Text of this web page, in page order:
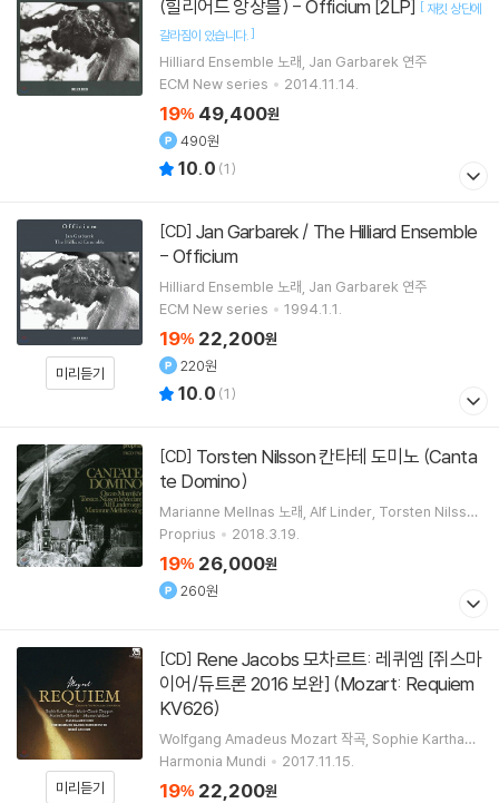
(힐리어드 앙상블) - Officium [2LP] [ 재킷 상단에
갈라짐이 있습니다.]
Hilliard Ensemble 노래 Jan Garbarek 연주
ECM New series
2014.11.14.
19% 49,400원
490원
10.0 (1)
미리듣기
[CD]
- Officium
Hilliard Ensemble 노래 Jan Garbarek 연주
ECM New series
1994.1.1.
19% 22,200원
220원
10.0 (1)
[CD]
te Domino)
Marianne Mellnas 노래 Alf Linder Torsten Nilsso
n연주 Oscar's Motet Choir
Proprius 2018.3.19.
19% 26,000원
260원
미리듣기
[CD]
이어/듀트론 2016 보완] (Mozart: Requiem
KV626)
Wolfgang Amadeus Mozart 작곡 Sophie Karthaus
er Marie-Claude Chappuis Maximilian Schmitt
Harmonia Mundi 2017.11.15.
19% 22,200원